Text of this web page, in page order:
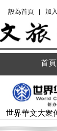
首頁
設為首頁 加
世界華文大衆